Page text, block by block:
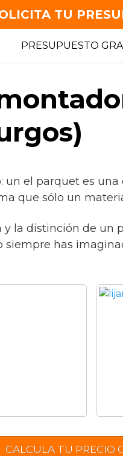
PRESUPUESTO
un el parquet es
que sólo un
la distinción de un
siempre has
CALCULA TU PRECIO
TU